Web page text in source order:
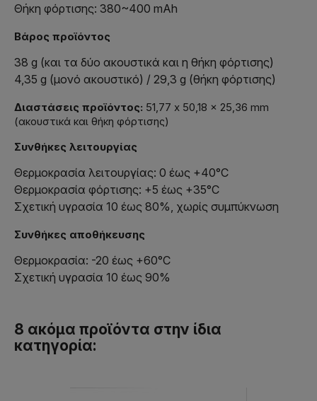
Θήκη φόρτισης: 380~400 mAh
Βάρος προϊόντος
38 g (και τα δύο ακουστικά και η θήκη φόρτισης)
4,35 g (μονό ακουστικό) / 29,3 g (θήκη φόρτισης)
Διαστάσεις προϊόντος: 51,77 x 50,18 x 25,36 mm
(ακουστικά και θήκη φόρτισης)
Συνθήκες λειτουργίας
Θερμοκρασία λειτουργίας: 0 έως +40°C
Θερμοκρασία φόρτισης: +5 έως +35°C
Σχετική υγρασία 10 έως 80%, χωρίς συμπύκνωση
Συνθήκες αποθήκευσης
Θερμοκρασία: -20 έως +60°C
Σχετική υγρασία 10 έως 90%
8 ακόμα προϊόντα στην ίδια
κατηγορία: